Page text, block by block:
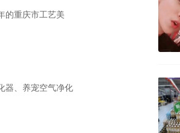
的重庆市工艺美
器、养宠空气净化